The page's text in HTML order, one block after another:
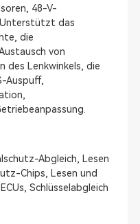
48-V-
Unterstützt das
die
von
des Lenkwinkels, die
Auspuff,
Abgleich, Lesen
Chips, Lesen und
Schlüsselabgleich